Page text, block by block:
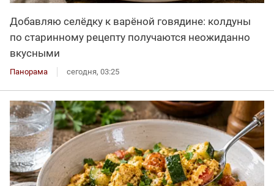
Добавляю селёдку к варёной говядине: колдуны
по старинному рецепту получаются неожиданно
вкусными
Панорама сегодня, 03:25